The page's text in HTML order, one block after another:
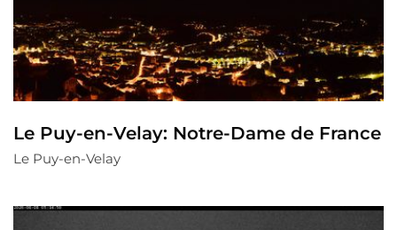
Le Puy-en-Velay: Notre-Dame de France
Le Puy-en-Velay